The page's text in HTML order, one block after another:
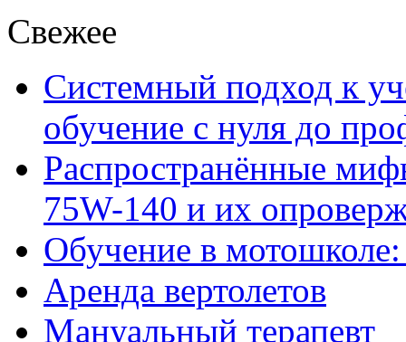
Свежее
Системный подход к
обучение с нуля до
Распространённые
75W-140 и их
Обучение в
Аренда вертолетов
Мануальный терапевт